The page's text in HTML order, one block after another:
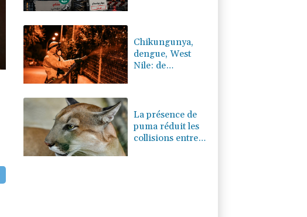
Chikungunya,
dengue, West
Nile: de
sud de
l'Hexagone
La présence de
puma réduit les
collisions entre